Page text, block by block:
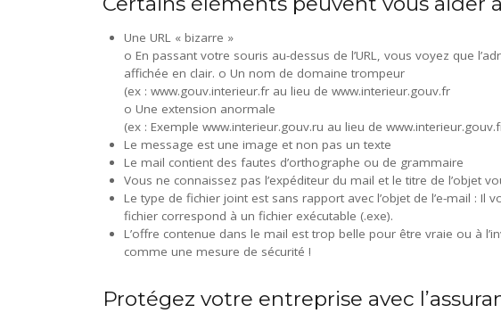
Une URL « bizarre »
o En passant votre souris au-dessus de l’URL, vous voyez que
affichée en clair. o Un nom de domaine trompeur
(ex : www.gouv.interieur.fr au lieu de www.interieur.gouv.fr
o Une extension anormale
(ex : Exemple www.interieur.gouv.ru au lieu de
Le message est une image et non pas un texte
Le mail contient des fautes d’orthographe ou de grammaire
Vous ne connaissez pas l’expéditeur du mail et le titre de l’objet
Le type de fichier joint est sans rapport avec l’objet de l’e-mail : Il
fichier correspond à un fichier exécutable (.exe).
L’offre contenue dans le mail est trop belle pour être vraie ou à
comme une mesure de sécurité !
Protégez votre entreprise avec